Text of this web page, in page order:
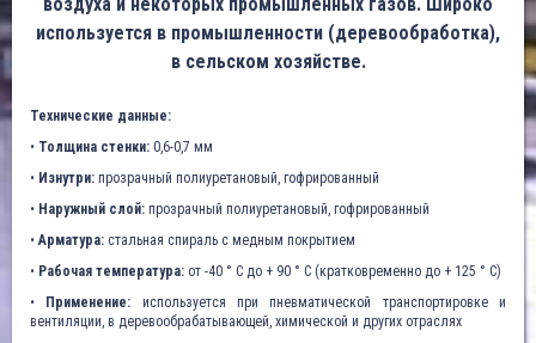
используется в промышленности (деревообработка),
в сельском хозяйстве.
Технические данные:
• Толщина стенки: 0,6-0,7 мм
• Изнутри: прозрачный полиуретановый, гофрированный
• Наружный слой: прозрачный полиуретановый, гофрированный
•Арматура: стальная спираль с медным покрытием
• Рабочая температура: от -40 ° C до + 90 ° C (кратковременно до + 125 ° C)
•
Применение: используется при пневматической транспортировке и
вентиляции, в деревообрабатывающей, химической и других отраслях